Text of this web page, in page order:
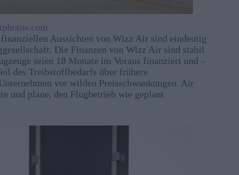
Aussichten von Wizz Air sind eindeutig
Die Finanzen von Wizz Air sind stabil
seien 18 Monate im Voraus finanziert und –
des Treibstoffbedarfs über frühere
vor wilden Preisschwankungen. Air
und plane, den Flugbetrieb wie geplant